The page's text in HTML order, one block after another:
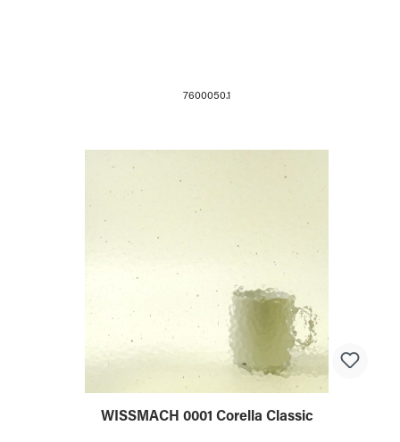
7600050.1
WISSMACH 0001 Corella Classic